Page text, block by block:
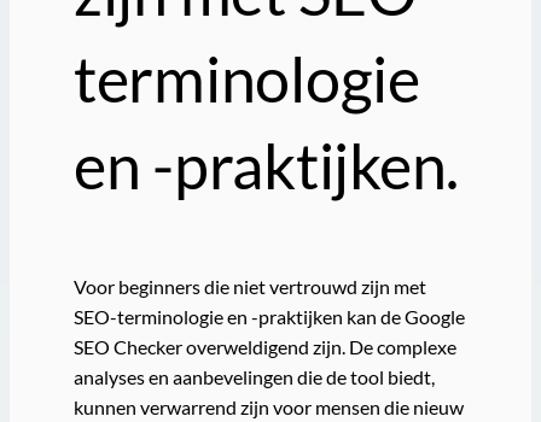
terminologie
en -praktijken.
Voor beginners die niet vertrouwd zijn met
SEO-terminologie en -praktijken kan de Google
SEO Checker overweldigend zijn. De complexe
analyses en aanbevelingen die de tool biedt,
kunnen verwarrend zijn voor mensen die nieuw